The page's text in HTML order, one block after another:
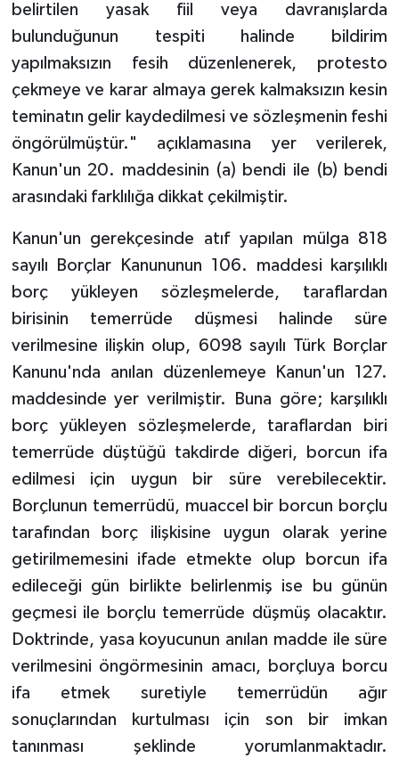
belirtilen yasak fiil veya davranışlarda
bulunduğunun tespiti halinde bildirim
yapılmaksızın fesih düzenlenerek, protesto
çekmeye ve karar almaya gerek kalmaksızın kesin
teminatın gelir kaydedilmesi ve sözleşmenin feshi
öngörülmüştür." açıklamasına yer verilerek,
Kanun'un 20. maddesinin (a) bendi ile (b) bendi
arasındaki farklılığa dikkat çekilmiştir.
Kanun'un gerekçesinde atıf yapılan mülga 818
sayılı Borçlar Kanununun 106. maddesi karşılıklı
borç yükleyen sözleşmelerde, taraflardan
birisinin temerrüde düşmesi halinde süre
verilmesine ilişkin olup, 6098 sayılı Türk Borçlar
Kanunu'nda anılan düzenlemeye Kanun'un 127.
maddesinde yer verilmiştir. Buna göre; karşılıklı
borç yükleyen sözleşmelerde, taraflardan biri
temerrüde düştüğü takdirde diğeri, borcun ifa
edilmesi için uygun bir süre verebilecektir.
Borçlunun temerrüdü, muaccel bir borcun borçlu
tarafından borç ilişkisine uygun olarak yerine
getirilmemesini ifade etmekte olup borcun ifa
edileceği gün birlikte belirlenmiş ise bu günün
geçmesi ile borçlu temerrüde düşmüş olacaktır.
Doktrinde, yasa koyucunun anılan madde ile süre
verilmesini öngörmesinin amacı, borçluya borcu
ifa etmek suretiyle temerrüdün ağır
sonuçlarından kurtulması için son bir imkan
tanınması şeklinde yorumlanmaktadır.